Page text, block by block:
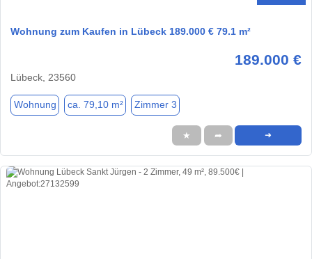
Wohnung zum Kaufen in Lübeck 189.000 € 79.1 m²
189.000 €
Lübeck, 23560
Wohnung ca. 79,10 m² Zimmer 3
★ ➦ ➜